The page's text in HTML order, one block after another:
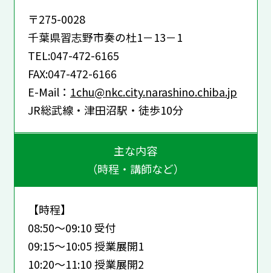
〒275-0028
千葉県習志野市奏の杜1－13－1
TEL:047-472-6165
FAX:047-472-6166
E-Mail： 1chu@nkc.city.narashino.chiba.jp
JR総武線・津田沼駅・徒歩10分
主な内容
（時程・講師など）
【時程】
08:50～09:10 受付
09:15～10:05 授業展開1
10:20～11:10 授業展開2